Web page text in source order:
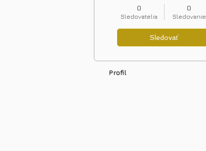
0
Sledovatelia
0
Sledovanie
Sledovať
Profil